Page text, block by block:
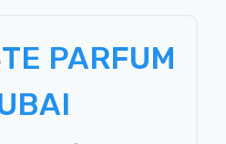
PARFUM